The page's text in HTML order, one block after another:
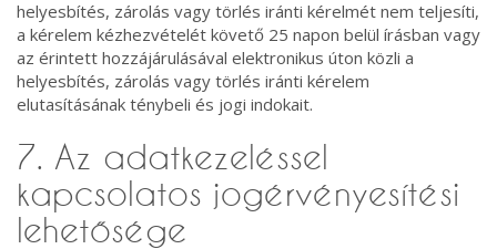
helyesbítés, zárolás vagy törlés iránti kérelmét nem teljesíti,
a kérelem kézhezvételét követő 25 napon belül írásban vagy
az érintett hozzájárulásával elektronikus úton közli a
helyesbítés, zárolás vagy törlés iránti kérelem
elutasításának ténybeli és jogi indokait.
7. Az adatkezeléssel
kapcsolatos jogérvényesítési
lehetősége